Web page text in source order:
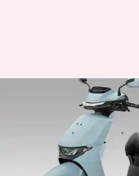
होंडा एक्टिवा
लाॅन्च, जानिए
Jan 17, 2025
क्या है खबर?